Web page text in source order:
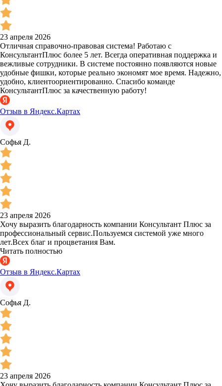
23 апреля 2026
Отличная справочно-правовая система! Работаю с
КонсультантПлюс более 5 лет. Всегда оперативная поддержка и
вежливые сотрудники. В системе постоянно появляются новые
удобные фишки, которые реально экономят мое время. Надежно,
удобно, клиентоориентированно. Спасибо команде
КонсультантПлюс за качественную работу!
Отзыв в Яндекс.Картах
Софья Д.
23 апреля 2026
Хочу выразить благодарность компании Консультант Плюс за
профессиональный сервис.Пользуемся системой уже много
лет.Всех благ и процветания Вам.
Читать полностью
Отзыв в Яндекс.Картах
Софья Д.
23 апреля 2026